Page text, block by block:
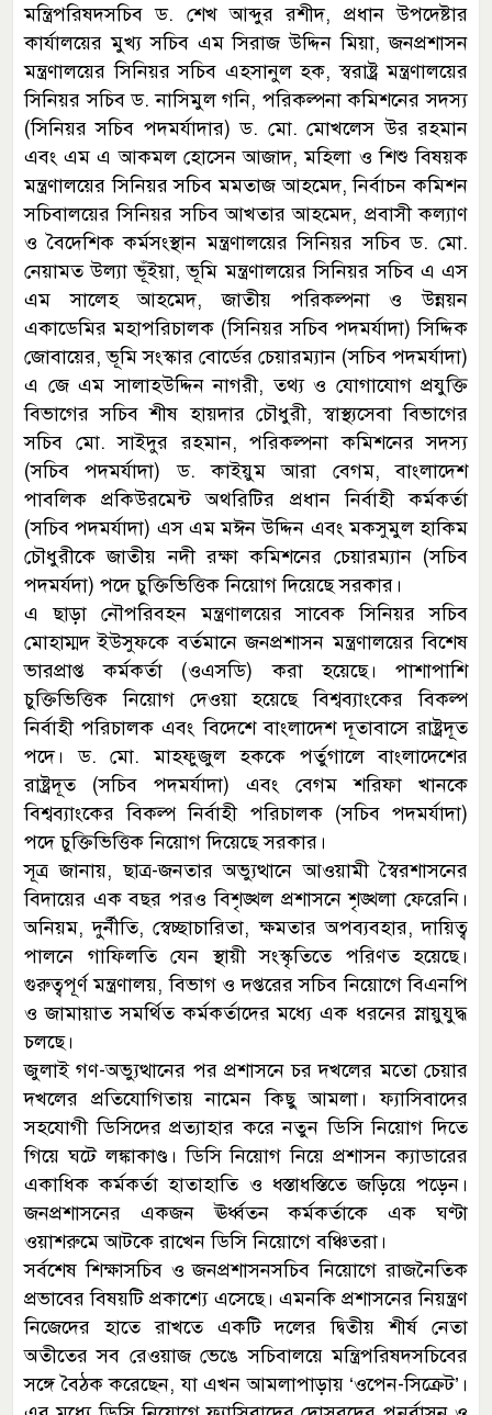
মন্ত্রিপরিষদসচিব ড. শেখ আব্দুর রশীদ, প্রধান উপদেষ্টার
কার্যালয়ের মুখ্য সচিব এম সিরাজ উদ্দিন মিয়া, জনপ্রশাসন
মন্ত্রণালয়ের সিনিয়র সচিব এহসানুল হক, স্বরাষ্ট্র মন্ত্রণালয়ের
সিনিয়র সচিব ড. নাসিমুল গনি, পরিকল্পনা কমিশনের সদস্য
(সিনিয়র সচিব পদমর্যাদার) ড. মো. মোখলেস উর রহমান
এবং এম এ আকমল হোসেন আজাদ, মহিলা ও শিশু বিষয়ক
মন্ত্রণালয়ের সিনিয়র সচিব মমতাজ আহমেদ, নির্বাচন কমিশন
সচিবালয়ের সিনিয়র সচিব আখতার আহমেদ, প্রবাসী কল্যাণ
ও বৈদেশিক কর্মসংস্থান মন্ত্রণালয়ের সিনিয়র সচিব ড. মো.
নেয়ামত উল্যা ভূঁইয়া, ভূমি মন্ত্রণালয়ের সিনিয়র সচিব এ এস
এম সালেহ আহমেদ, জাতীয় পরিকল্পনা ও উন্নয়ন
একাডেমির মহাপরিচালক (সিনিয়র সচিব পদমর্যাদা) সিদ্দিক
জোবায়ের, ভূমি সংস্কার বোর্ডের চেয়ারম্যান (সচিব পদমর্যাদা)
এ জে এম সালাহউদ্দিন নাগরী, তথ্য ও যোগাযোগ প্রযুক্তি
বিভাগের সচিব শীষ হায়দার চৌধুরী, স্বাস্থ্যসেবা বিভাগের
সচিব মো. সাইদুর রহমান, পরিকল্পনা কমিশনের সদস্য
(সচিব পদমর্যাদা) ড. কাইয়ুম আরা বেগম, বাংলাদেশ
পাবলিক প্রকিউরমেন্ট অথরিটির প্রধান নির্বাহী কর্মকর্তা
(সচিব পদমর্যাদা) এস এম মঈন উদ্দিন এবং মকসুমুল হাকিম
চৌধুরীকে জাতীয় নদী রক্ষা কমিশনের চেয়ারম্যান (সচিব
পদমর্যদা) পদে চুক্তিভিত্তিক নিয়োগ দিয়েছে সরকার।
এ ছাড়া নৌপরিবহন মন্ত্রণালয়ের সাবেক সিনিয়র সচিব
মোহাম্মদ ইউসুফকে বর্তমানে জনপ্রশাসন মন্ত্রণালয়ের বিশেষ
ভারপ্রাপ্ত কর্মকর্তা (ওএসডি) করা হয়েছে। পাশাপাশি
চুক্তিভিত্তিক নিয়োগ দেওয়া হয়েছে বিশ্বব্যাংকের বিকল্প
নির্বাহী পরিচালক এবং বিদেশে বাংলাদেশ দূতাবাসে রাষ্ট্রদূত
পদে। ড. মো. মাহফুজুল হককে পর্তুগালে বাংলাদেশের
রাষ্ট্রদূত (সচিব পদমর্যাদা) এবং বেগম শরিফা খানকে
বিশ্বব্যাংকের বিকল্প নির্বাহী পরিচালক (সচিব পদমর্যাদা)
পদে চুক্তিভিত্তিক নিয়োগ দিয়েছে সরকার।
সূত্র জানায়, ছাত্র-জনতার অভ্যুত্থানে আওয়ামী স্বৈরশাসনের
বিদায়ের এক বছর পরও বিশৃঙ্খল প্রশাসনে শৃঙ্খলা ফেরেনি।
অনিয়ম, দুর্নীতি, স্বেচ্ছাচারিতা, ক্ষমতার অপব্যবহার, দায়িত্ব
পালনে গাফিলতি যেন স্থায়ী সংস্কৃতিতে পরিণত হয়েছে।
গুরুত্বপূর্ণ মন্ত্রণালয়, বিভাগ ও দপ্তরের সচিব নিয়োগে বিএনপি
ও জামায়াত সমর্থিত কর্মকর্তাদের মধ্যে এক ধরনের স্নায়ুযুদ্ধ
চলছে।
জুলাই গণ-অভ্যুত্থানের পর প্রশাসনে চর দখলের মতো চেয়ার
দখলের প্রতিযোগিতায় নামেন কিছু আমলা। ফ্যাসিবাদের
সহযোগী ডিসিদের প্রত্যাহার করে নতুন ডিসি নিয়োগ দিতে
গিয়ে ঘটে লঙ্কাকাণ্ড। ডিসি নিয়োগ নিয়ে প্রশাসন ক্যাডারের
একাধিক কর্মকর্তা হাতাহাতি ও ধস্তাধস্তিতে জড়িয়ে পড়েন।
জনপ্রশাসনের একজন ঊর্ধ্বতন কর্মকর্তাকে এক ঘণ্টা
ওয়াশরুমে আটকে রাখেন ডিসি নিয়োগে বঞ্চিতরা।
সর্বশেষ শিক্ষাসচিব ও জনপ্রশাসনসচিব নিয়োগে রাজনৈতিক
প্রভাবের বিষয়টি প্রকাশ্যে এসেছে। এমনকি প্রশাসনের নিয়ন্ত্রণ
নিজেদের হাতে রাখতে একটি দলের দ্বিতীয় শীর্ষ নেতা
অতীতের সব রেওয়াজ ভেঙে সচিবালয়ে মন্ত্রিপরিষদসচিবের
সঙ্গে বৈঠক করেছেন, যা এখন আমলাপাড়ায় ‘ওপেন-সিক্রেট’।